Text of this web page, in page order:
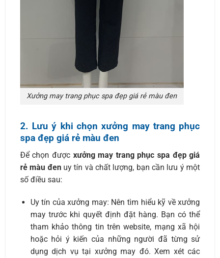
Xưởng may trang phục spa đẹp giá rẻ màu đen
2. Lưu ý khi chọn xưởng may trang phục
spa đẹp giá rẻ màu đen
Để chọn được xưởng may trang phục spa đẹp giá
rẻ màu đenuy tín và chất lượng, bạn cần lưu ý một
số điều sau:
Uy tín của xưởng may: Nên tìm hiểu kỹ về xưởng
may trước khi quyết định đặt hàng. Bạn có thể
tham khảo thông tin trên website, mạng xã hội
hoặc hỏi ý kiến của những người đã từng sử
dụng dịch vụ tại xưởng may đó. Xem xét các